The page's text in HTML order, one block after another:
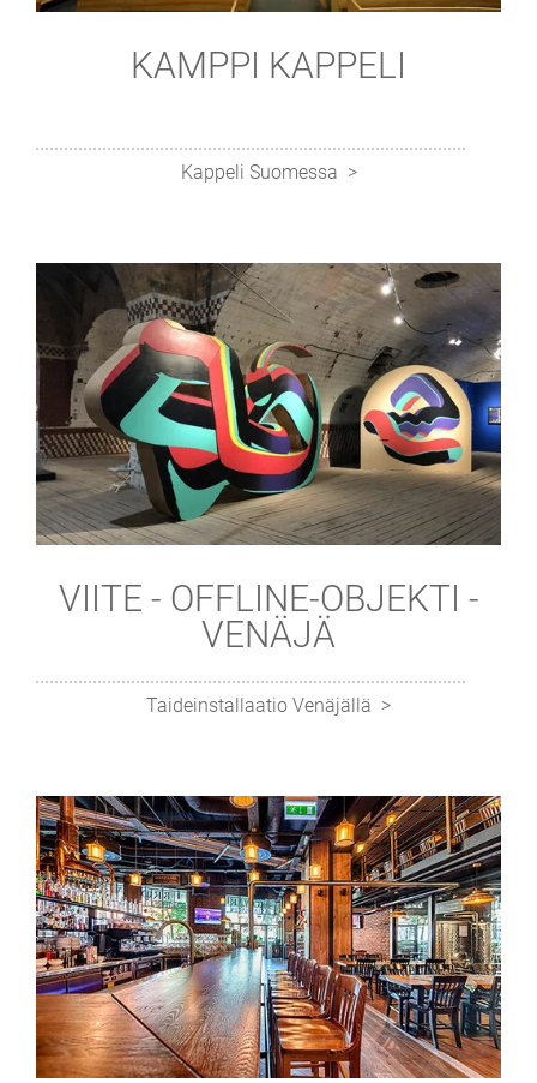
KAMPPI KAPPELI
Kappeli Suomessa
VIITE - OFFLINE-OBJEKTI -
VENÄJÄ
Taideinstallaatio Venäjällä